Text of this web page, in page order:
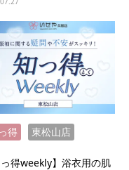
得 東松山店
っ得weekly】浴衣用の肌